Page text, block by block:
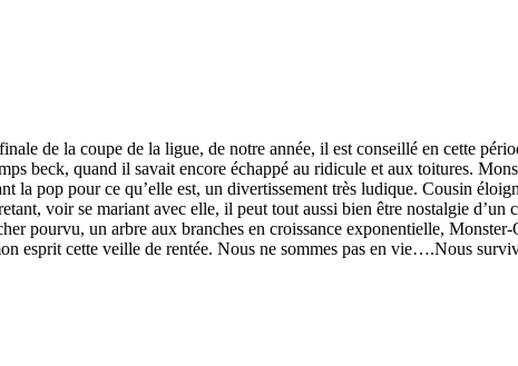
de la coupe de la ligue, de notre année, il est conseillé en cette
beck, quand il savait encore échappé au ridicule et aux toitures.
la pop pour ce qu’elle est, un divertissement très ludique. Cousin
voir se mariant avec elle, il peut tout aussi bien être nostalgie
pourvu, un arbre aux branches en croissance exponentielle,
esprit cette veille de rentée. Nous ne sommes pas en vie….Nous